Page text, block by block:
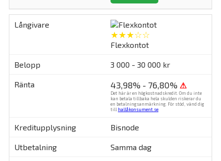
★★★☆☆
Flexkontot
3 000 - 30 000 kr
43,98% - 76,80% ⚠
Det här är en högkostnadskredit. Om du inte
kan betala tillbaka hela skulden riskerar du
en betalningsanmärkning. För stöd, vänd dig
till hallåkonsument.se
Bisnode
Samma dag